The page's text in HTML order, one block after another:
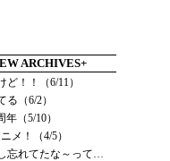
ARCHIVES+
ど！！（6/11）
る（6/2）
（5/10）
メ！（4/5）
忘れてたな～って…